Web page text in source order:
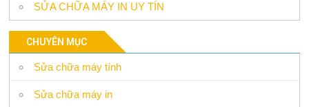
SỬA CHỮA MÁY IN UY TÍN
CHUYÊN MỤC
Sửa chữa máy tính
Sửa chữa máy in